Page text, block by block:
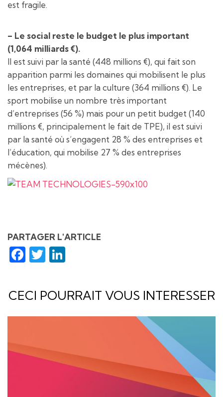
est fragile.
– Le social reste le budget le plus important
(1,064 milliards €).
Il est suivi par la santé (448 millions €), qui fait son
apparition parmi les domaines qui mobilisent le plus
les entreprises, et par la culture (364 millions €). Le
sport mobilise un nombre très important
d’entreprises (56 %) mais pour un petit budget (140
millions €, principalement le fait de TPE), il est suivi
par la santé où s’engagent 28 % des entreprises et
l’éducation, qui mobilise 27 % des entreprises
mécènes).
PARTAGER L'ARTICLE
Facebook
Twitter
CECI POURRAIT VOUS INTERESSER